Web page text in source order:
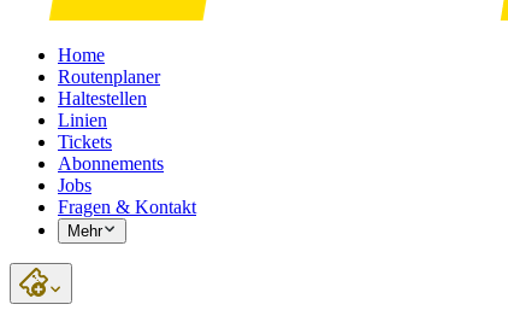
Home
Routenplaner
Haltestellen
Linien
Tickets
Abonnements
Jobs
Fragen & Kontakt
Mehr